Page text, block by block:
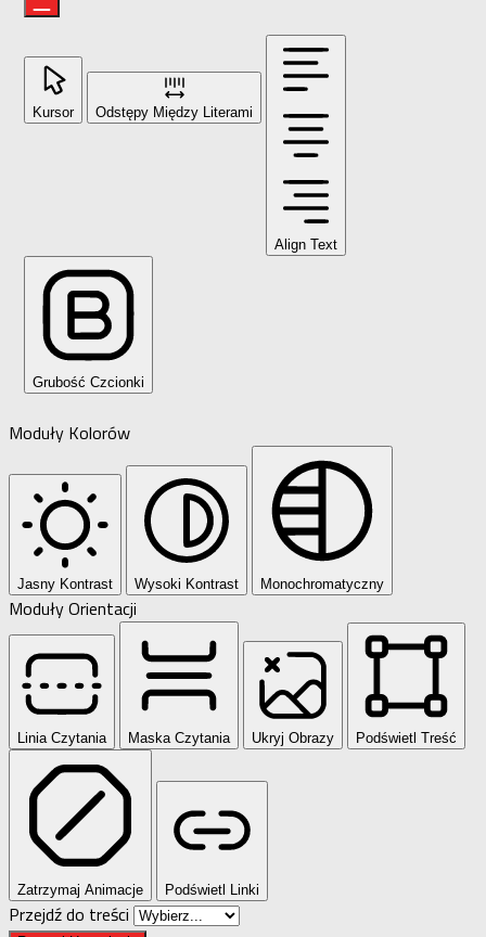
Kursor Odstępy Między Literami
Align Text
Grubość Czcionki
Moduły Kolorów
Jasny Kontrast Wysoki Kontrast Monochromatyczny
Moduły Orientacji
Linia Czytania Maska Czytania Ukryj Obrazy Podświetl Treść
Zatrzymaj Animacje Podświetl Linki
Przejdź do treści